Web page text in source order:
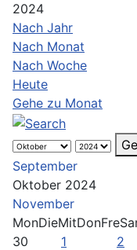
2024
Nach Jahr
Nach Monat
Nach Woche
Heute
Gehe zu Monat
September
Oktober 2024
November
MonDieMitDonFre
30
1
2